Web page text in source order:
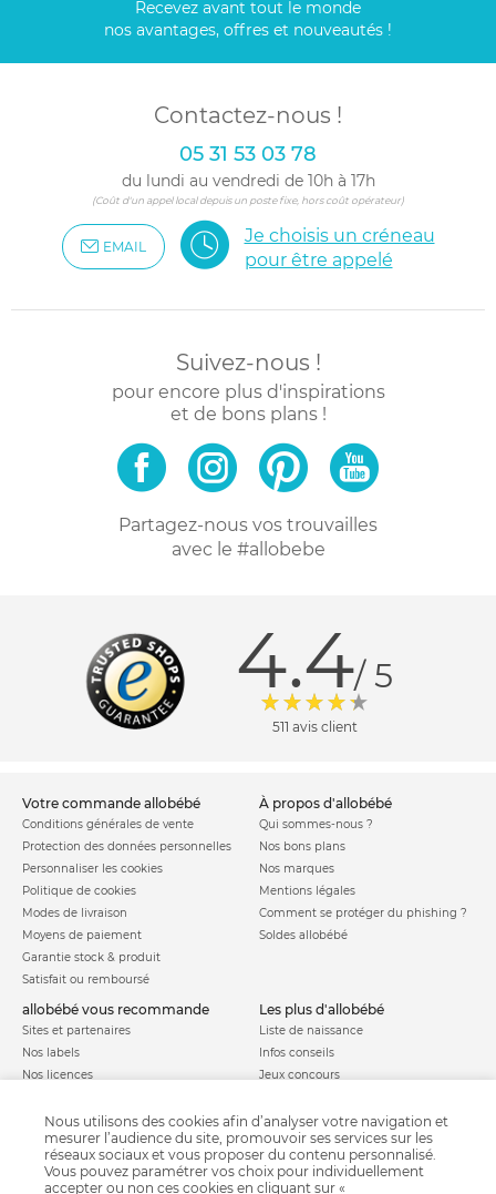
Recevez avant tout le monde
nos avantages, offres et nouveautés !
Contactez-nous !
05 31 53 03 78
du lundi au vendredi de 10h à 17h
(Coût d'un appel local depuis un poste fixe, hors coût opérateur)
EMAIL
Je choisis un créneau
pour être appelé
Suivez-nous !
pour encore plus d'inspirations
et de bons plans !
Partagez-nous vos trouvailles
avec le #allobebe
4.4/ 5
511 avis client
votre commande allobébé
Conditions générales de vente
Protection des données personnelles
Personnaliser les cookies
Politique de cookies
Modes de livraison
Moyens de paiement
Garantie stock & produit
Satisfait ou remboursé
à propos d'allobébé
Qui sommes-nous ?
Nos bons plans
Nos marques
Mentions légales
Comment se protéger du phishing ?
Soldes allobébé
allobébé vous recommande
Sites et partenaires
Nos labels
Nos licences
les plus d'allobébé
Liste de naissance
Infos conseils
Jeux concours
Parrainage
Paiement sécurisé
Nous utilisons des cookies afin d’analyser votre navigation et
mesurer l’audience du site, promouvoir ses services sur les
réseaux sociaux et vous proposer du contenu personnalisé.
Vous pouvez paramétrer vos choix pour individuellement
accepter ou non ces cookies en cliquant sur «